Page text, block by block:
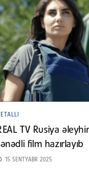
TV Rusiya
film hazırlayıb
15 SENTYABR 2025